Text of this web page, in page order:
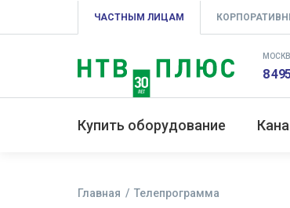
ЧАСТНЫМ ЛИЦАМ
8
Купить оборудование
Главная Телепрограмма